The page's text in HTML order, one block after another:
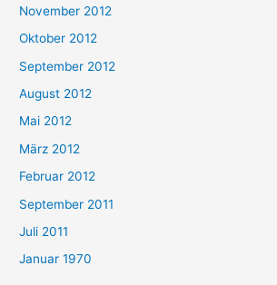
November 2012
Oktober 2012
September 2012
August 2012
Mai 2012
März 2012
Februar 2012
September 2011
Juli 2011
Januar 1970